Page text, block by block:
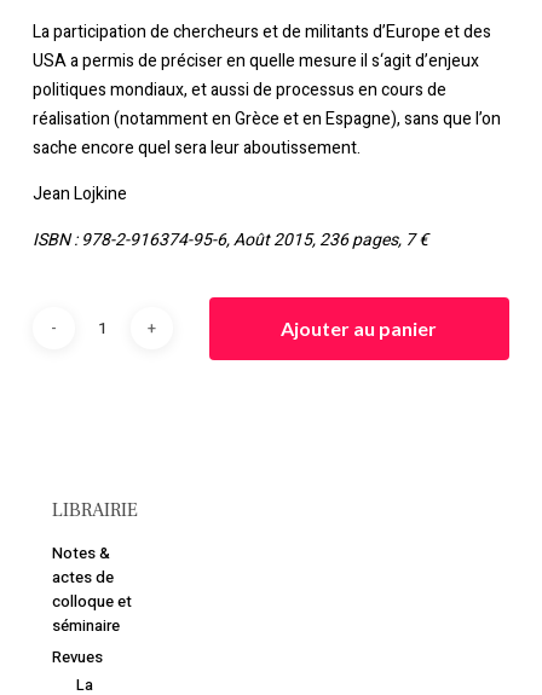
La participation de chercheurs et de militants d’Europe et des
USA a permis de préciser en quelle mesure il s‘agit d’enjeux
politiques mondiaux, et aussi de processus en cours de
réalisation (notamment en Grèce et en Espagne), sans que l’on
sache encore quel sera leur aboutissement.
Jean Lojkine
ISBN : 978-2-916374-95-6, Août 2015, 236 pages, 7 €
Ajouter au panier
LIBRAIRIE
Notes &
actes de
colloque et
séminaire
Revues
La